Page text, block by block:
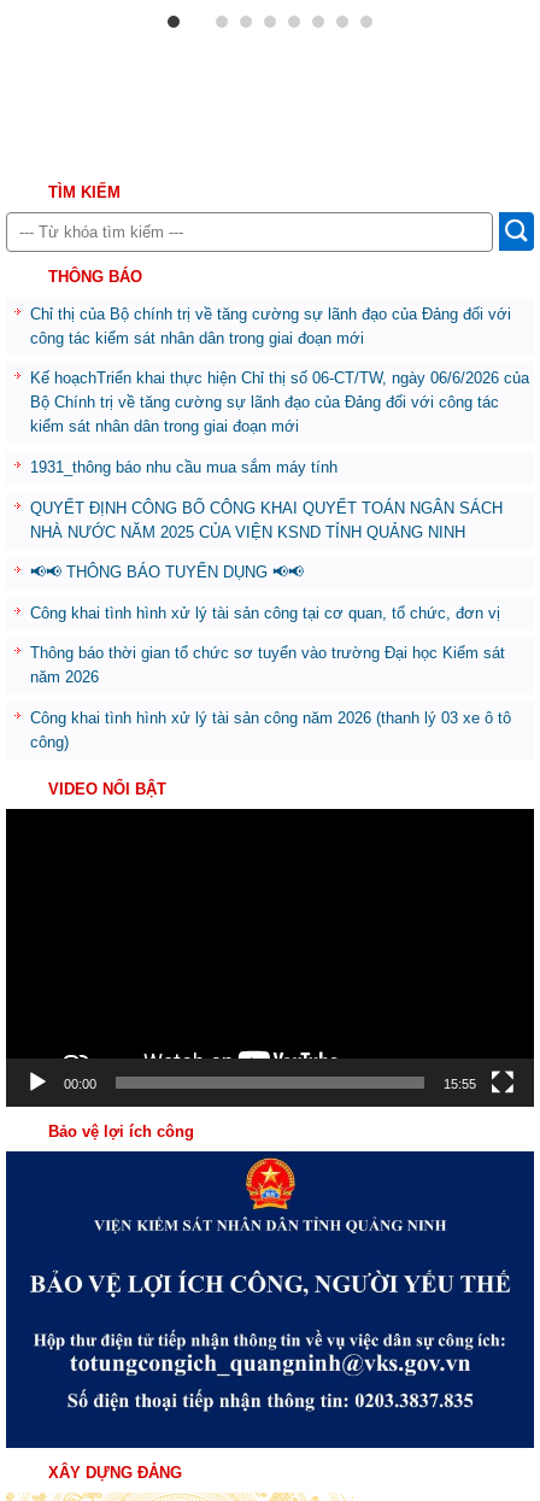
TÌM KIẾM
THÔNG BÁO
Chỉ thị của Bộ chính trị về tăng cường sự lãnh đạo của Đảng đối với
công tác kiểm sát nhân dân trong giai đoạn mới
Kế hoạchTriển khai thực hiện Chỉ thị số 06-CT/TW, ngày 06/6/2026 của
Bộ Chính trị về tăng cường sự lãnh đạo của Đảng đối với công tác
kiểm sát nhân dân trong giai đoạn mới
1931_thông báo nhu cầu mua sắm máy tính
QUYẾT ĐỊNH CÔNG BỐ CÔNG KHAI QUYẾT TOÁN NGÂN SÁCH
NHÀ NƯỚC NĂM 2025 CỦA VIỆN KSND TỈNH QUẢNG NINH
📢📢 THÔNG BÁO TUYỂN DỤNG 📢📢
Công khai tình hình xử lý tài sản công tại cơ quan, tổ chức, đơn vị
Thông báo thời gian tổ chức sơ tuyển vào trường Đại học Kiểm sát
năm 2026
Công khai tình hình xử lý tài sản công năm 2026 (thanh lý 03 xe ô tô
công)
VIDEO NỔI BẬT
00:00 15:55
Bảo vệ lợi ích công
XÂY DỰNG ĐẢNG